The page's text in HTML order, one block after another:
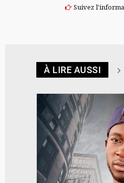
Suivez
À LIRE AUSSI